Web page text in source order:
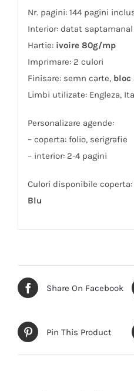
Nr. pagini: 144 pagini
Interior: datat saptamanal
Hartie: ivoire 80g/mp
Imprimare: 2 culori
Finisare: semn carte, bloc
Limbi utilizate: Engleza,
Personalizare agende:
– coperta: folio, serigrafie
– interior: 2-4 pagini
Culori disponibile coperta:
Blu
Share On Facebook
Pin This Product